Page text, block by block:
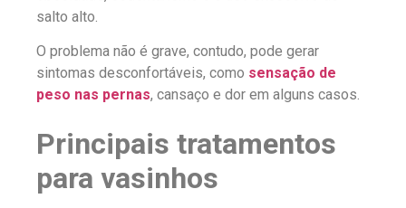
salto alto.
O problema não é grave, contudo, pode gerar
sintomas desconfortáveis, como sensação de
peso nas pernas, cansaço e dor em alguns casos.
Principais tratamentos
para vasinhos